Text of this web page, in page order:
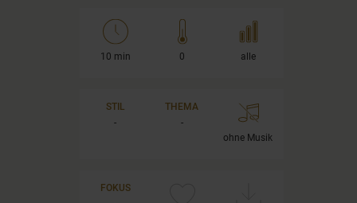
10 min 0 alle
STIL
-
THEMA
-
ohne Musik
FOKUS